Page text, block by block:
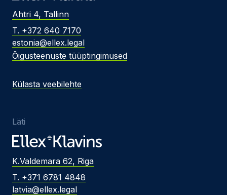
Ahtri 4, Tallinn
T. +372 640 7170
estonia@ellex.legal
Õigusteenuste tüüptingimused
Külasta veebilehte
Läti
K.Valdemara 62, Riga
T. +371 6781 4848
latvia@ellex.legal